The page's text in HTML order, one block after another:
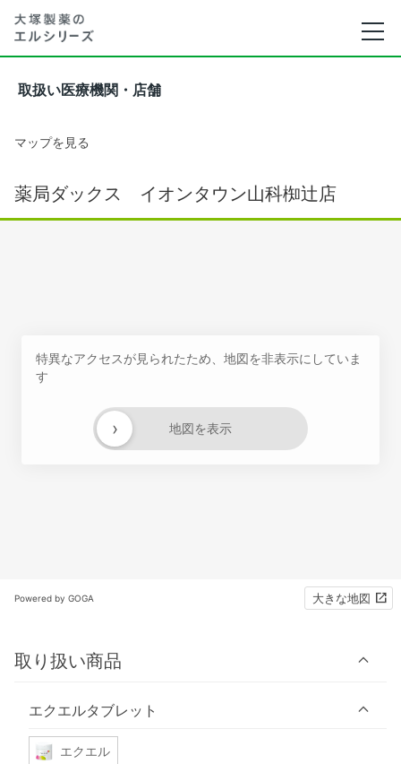
取扱い医療機関・店舗
マップを見る
薬局ダックス イオンタウン山科椥辻店
特異なアクセスが見られたため、地図を非表示にしていま
す
地図を表示
›
Powered by GOGA 大きな地図
取り扱い商品
エクエルタブレット
エクエル